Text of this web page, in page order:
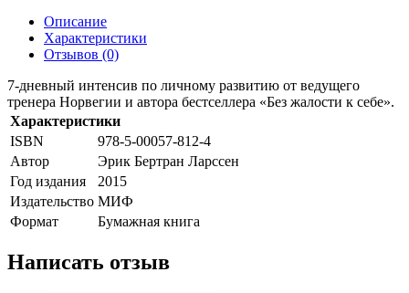
Описание
Характеристики
Отзывов (0)
7-дневный интенсив по личному развитию от ведущего
тренера Норвегии и автора бестселлера «Без жалости к себе».
Характеристики
ISBN
978-5-00057-812-4
Автор
Эрик Бертран Ларссен
Год издания
2015
Издательство МИФ
Формат
Бумажная книга
Написать отзыв